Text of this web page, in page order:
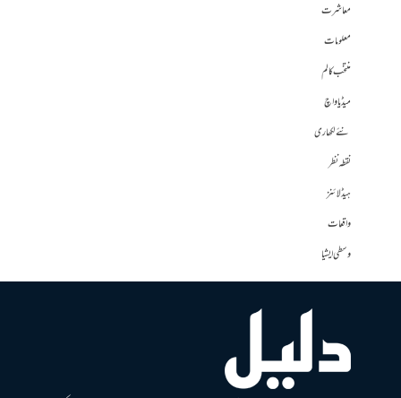
معاشرت
معلومات
منتخب کالم
میڈیا واچ
نئے لکھاری
نقطہ نظر
ہیڈلائنز
واقعات
وسطی ایشیا